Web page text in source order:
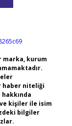
marka, kurum
haber niteliği
kişiler ile isim
bilgiler